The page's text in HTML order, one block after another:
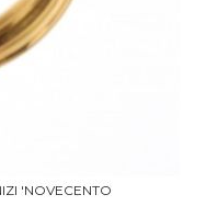
'NOVECENTO